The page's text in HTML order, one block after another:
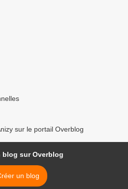
sur le portail Overblog
blog sur Overblog
un blog